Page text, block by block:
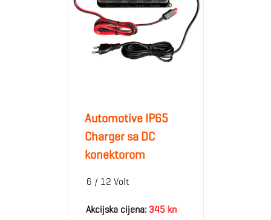
Automotive IP65
Charger sa DC
konektorom
6 / 12 Volt
Akcijska cijena: 345 kn